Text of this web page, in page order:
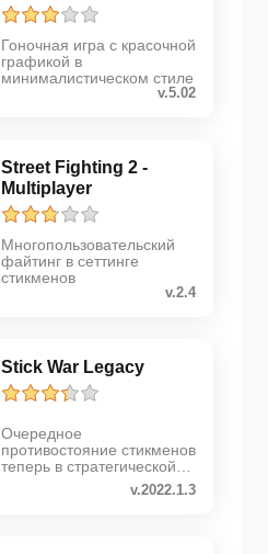
Гоночная игра с красочной
графикой в
минималистическом стиле
v.5.02
Street Fighting 2 -
Multiplayer
Многопользовательский
файтинг в сеттинге
стикменов
v.2.4
Stick War Legacy
Очередное
противостояние стикменов
теперь в стратегической
v.2022.1.3